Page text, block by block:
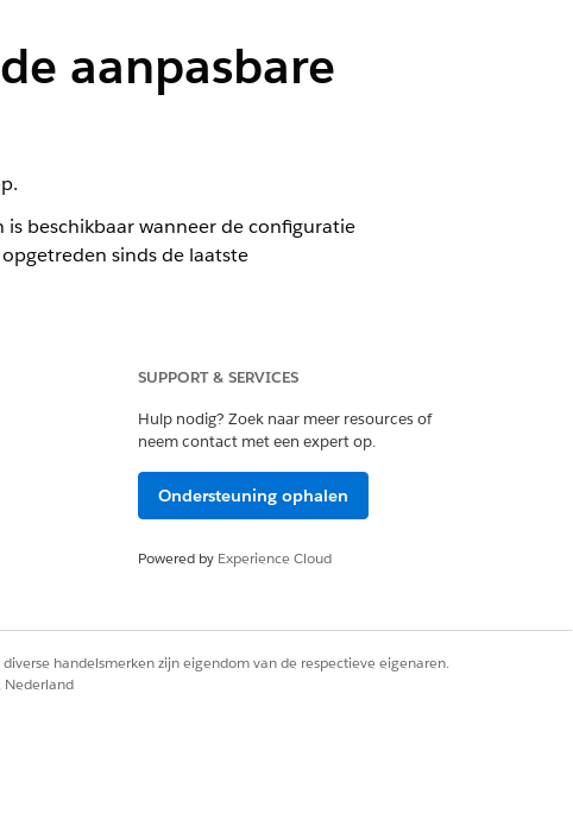
aanpasbare
is beschikbaar wanneer de configuratie
sinds de laatste
de datum, tijd en tijdzone. Klik op
de knop
Publicatie ongedaan
SUPPORT & SERVICES
Hulp nodig? Zoek naar meer resources of
neem contact met een expert op.
Ondersteuning ophalen
Powered by Experience Cloud
handelsmerken zijn eigendom van de respectieve eigenaren.
Nederland